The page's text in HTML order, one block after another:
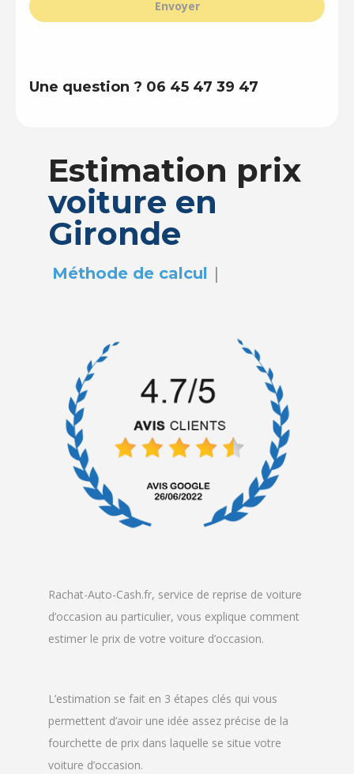
Envoyer
Une question ? 06 45 47 39 47
Estimation prix
voiture en
Gironde
Méthode de calcul |
Rachat-Auto-Cash.fr, service de reprise de voiture
d’occasion au particulier, vous explique comment
estimer le prix de votre voiture d’occasion.
L’estimation se fait en 3 étapes clés qui vous
permettent d’avoir une idée assez précise de la
fourchette de prix dans laquelle se situe votre
voiture d’occasion.